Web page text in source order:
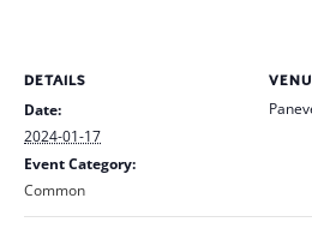
DETAILS
Date:
2024-01-17
Event Category:
Common